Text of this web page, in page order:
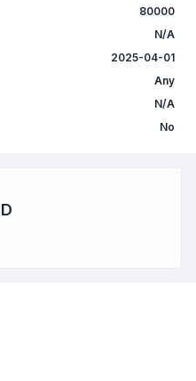
80000
N/A
2025-04-01
Any
N/A
No